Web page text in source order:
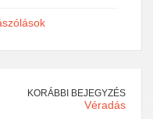
KORÁBBI BEJEGYZÉS
Véradás